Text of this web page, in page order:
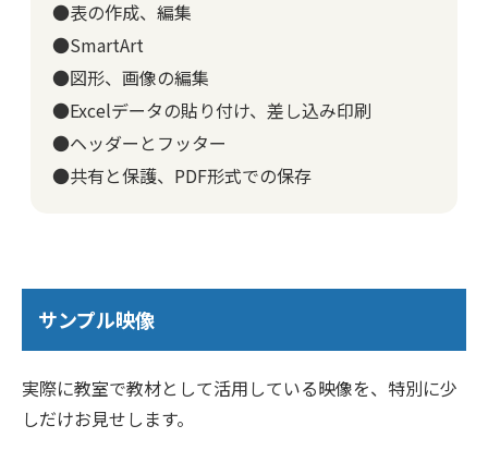
●表の作成、編集
●SmartArt
●図形、画像の編集
●Excelデータの貼り付け、差し込み印刷
●ヘッダーとフッター
●共有と保護、PDF形式での保存
サンプル映像
実際に教室で教材として活用している映像を、特別に少
しだけお見せします。